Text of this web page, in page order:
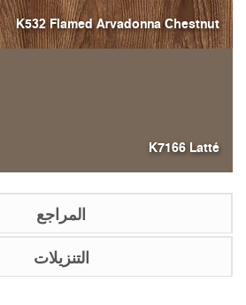
K532 Flamed Arvadonna Chestnut
K7166 Latté
المراجع
التنزيلات